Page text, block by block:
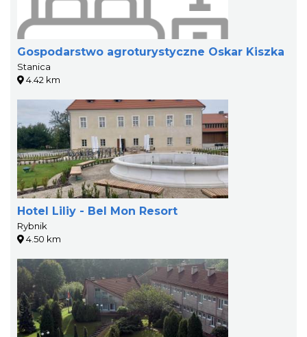
Gospodarstwo agroturystyczne Oskar Kiszka
Stanica
4.42 km
Hotel Liliy - Bel Mon Resort
Rybnik
4.50 km